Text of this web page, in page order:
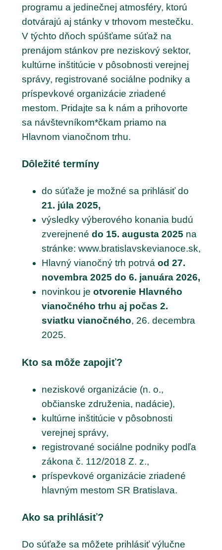
programu a jedinečnej atmosféry, ktorú
dotvárajú aj stánky v trhovom mestečku.
V týchto dňoch spúšťame súťaž na
prenájom stánkov pre neziskový sektor,
kultúrne inštitúcie v pôsobnosti verejnej
správy, registrované sociálne podniky a
príspevkové organizácie zriadené
mestom. Pridajte sa k nám a prihovorte
sa návštevníkom*čkam priamo na
Hlavnom vianočnom trhu.
Dôležité termíny
do súťaže je možné sa prihlásiť do
21. júla 2025,
výsledky výberového konania budú
zverejnené do 15. augusta 2025 na
stránke: www.bratislavskevianoce.sk,
Hlavný vianočný trh potrvá od 27.
novembra 2025 do 6. januára 2026,
novinkou je otvorenie Hlavného
vianočného trhu aj počas 2.
sviatku vianočného, 26. decembra
2025.
Kto sa môže zapojiť?
neziskové organizácie (n. o.,
občianske združenia, nadácie),
kultúrne inštitúcie v pôsobnosti
verejnej správy,
registrované sociálne podniky podľa
zákona č. 112/2018 Z. z.,
príspevkové organizácie zriadené
hlavným mestom SR Bratislava.
Ako sa prihlásiť?
Do súťaže sa môžete prihlásiť výlučne